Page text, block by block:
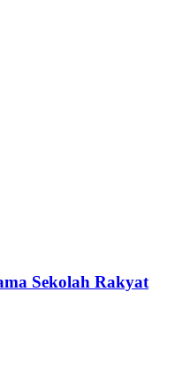
Sekolah Rakyat